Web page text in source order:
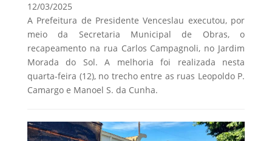
12/03/2025
A Prefeitura de Presidente Venceslau executou, por
meio da Secretaria Municipal de Obras, o
recapeamento na rua Carlos Campagnoli, no Jardim
Morada do Sol. A melhoria foi realizada nesta
quarta-feira (12), no trecho entre as ruas Leopoldo P.
Camargo e Manoel S. da Cunha.